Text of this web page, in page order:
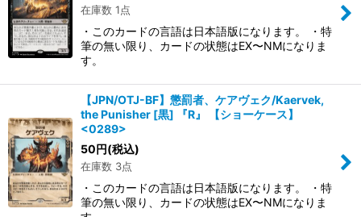
在庫数 1点
・このカードの言語は日本語版になります。 ・特
筆の無い限り、カードの状態はEX〜NMになりま
す。
【JPN/OTJ-BF】懲罰者、ケアヴェク/Kaervek,
the Punisher [黒] 『R』 【ショーケース】
<0289>
50円(税込)
在庫数 3点
・このカードの言語は日本語版になります。 ・特
筆の無い限り、カードの状態はEX〜NMになりま